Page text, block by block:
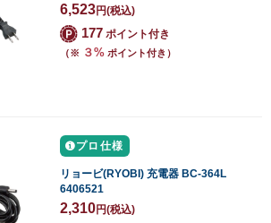
6,523円(税込)
177 ポイント付き
（※ ３% ポイント付き）
プロ仕様
リョービ(RYOBI) 充電器 BC-364L
6406521
2,310円(税込)